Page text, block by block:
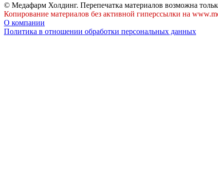
© Медафарм Холдинг. Перепечатка материалов возможна
Копирование материалов без активной гиперссылки на
О компании
Политика в отношении обработки персональных данных